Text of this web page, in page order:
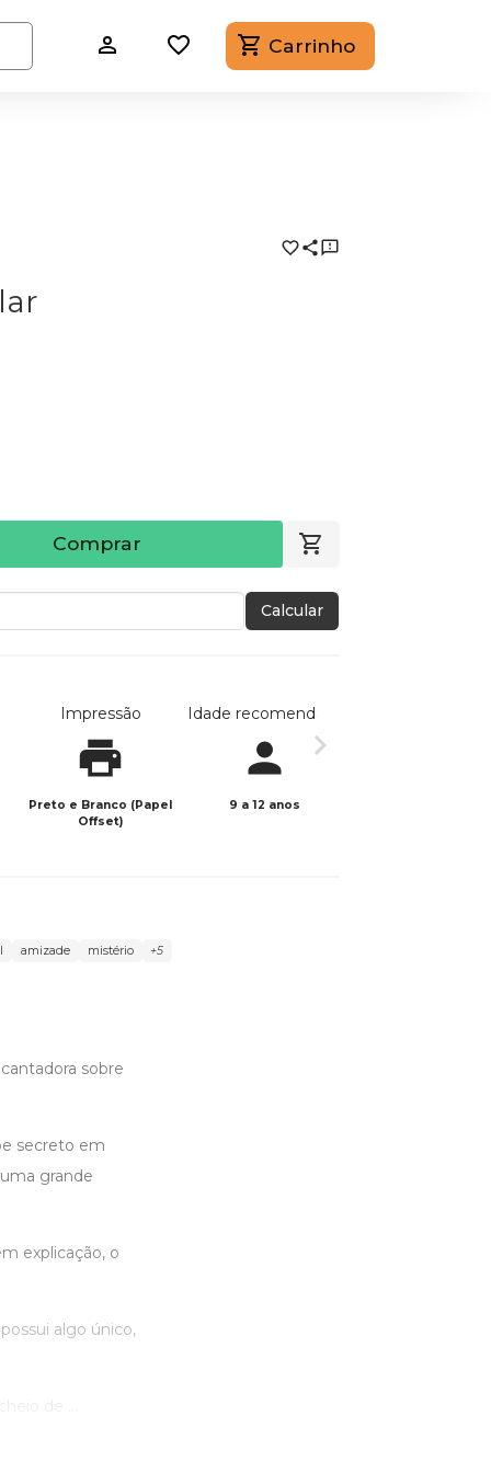
Carrinho
Comprar
Calcular
Impressão
Preto e Branco (Papel
Offset)
Idade recomendada
9 a 12 anos
amizade mistério +5
sobre
secreto em
grande
explicação, o
algo único,